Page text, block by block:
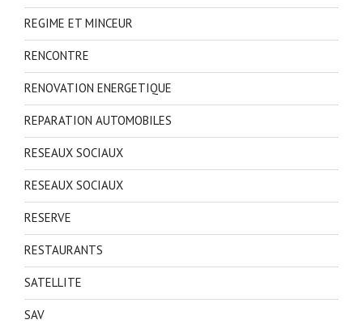
REGIME ET MINCEUR
RENCONTRE
RENOVATION ENERGETIQUE
REPARATION AUTOMOBILES
RESEAUX SOCIAUX
RESEAUX SOCIAUX
RESERVE
RESTAURANTS
SATELLITE
SAV